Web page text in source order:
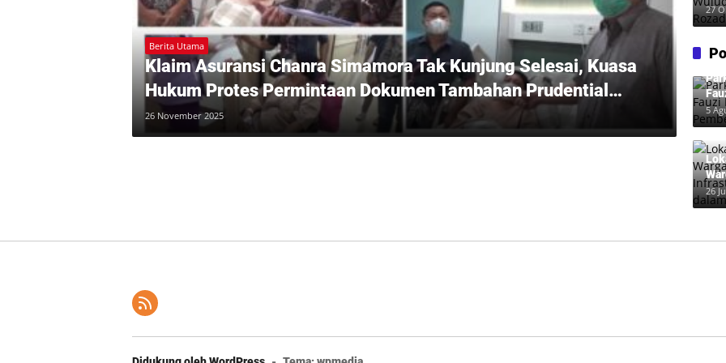
Berita Utama
Klaim Asuransi Chanra Simamora Tak Kunjung Selesai, Kuasa
Hukum Protes Permintaan Dokumen Tambahan Prudential
padahal Premi tidak pernah Nunggak
26 November 2025
27
5
26